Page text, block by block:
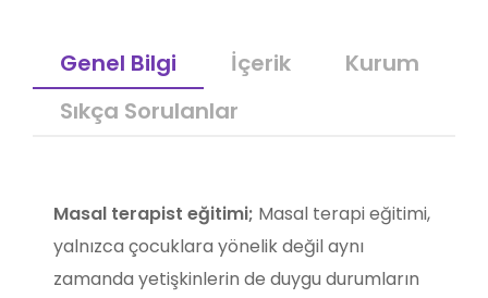
Genel Bilgi İçerik
Kurum
Sıkça Sorulanlar
Masal terapist eğitimi; Masal terapi eğitimi,
yalnızca çocuklara yönelik değil aynı
zamanda yetişkinlerin de duygu durumların